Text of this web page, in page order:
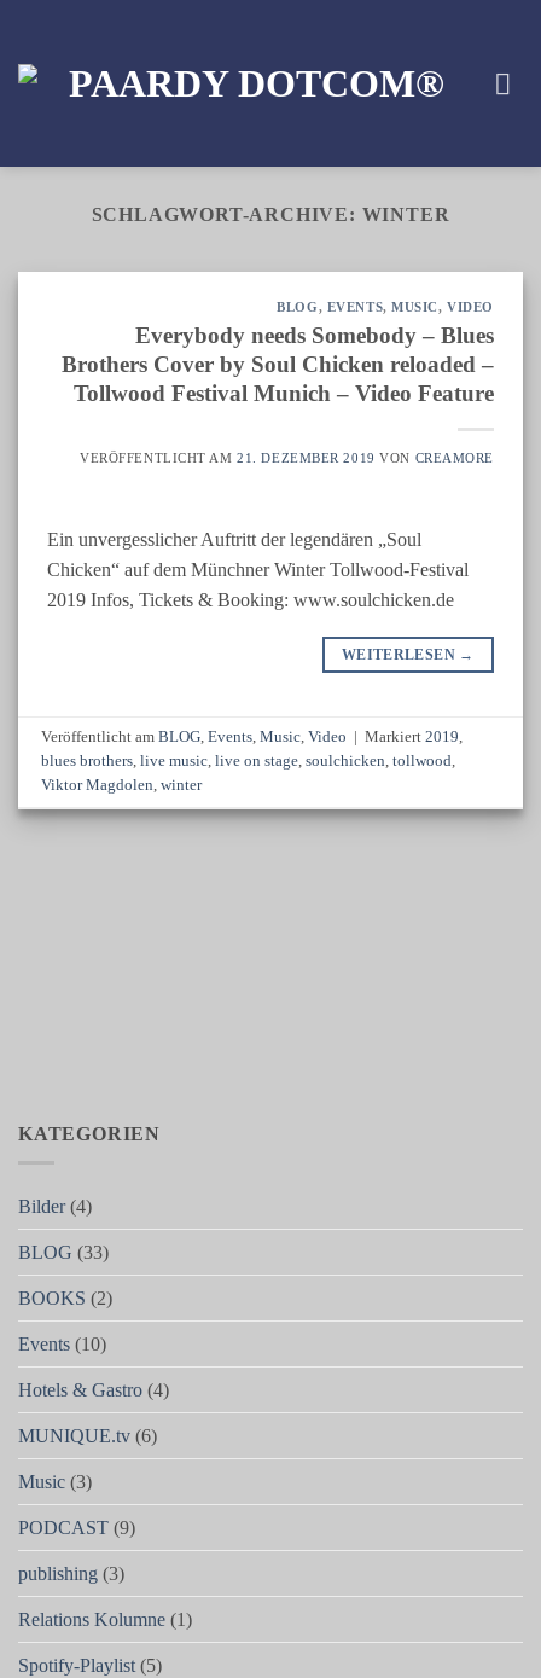
springen
SCHLAGWORT-ARCHIVE: WINTER
BLOG, EVENTS,MUSIC,VIDEO
Everybody needs Somebody – Blues
Brothers Cover by Soul Chicken reloaded –
Tollwood Festival Munich – Video Feature
VERÖFFENTLICHT AM21. DEZEMBER 2019 VON CREAMORE
Ein unvergesslicher Auftritt der legendären „Soul
Chicken“ auf dem Münchner Winter Tollwood-Festival
2019 Infos, Tickets & Booking: www.soulchicken.de
WEITERLESEN →
Veröffentlicht amBLOG,Events,Music,Video Markiert2019,
blues brothers,live music,live on stage,soulchicken,tollwood,
Viktor Magdolen,winter
KATEGORIEN
Bilder(4)
BLOG (33)
BOOKS (2)
Events (10)
Hotels & Gastro (4)
MUNIQUE.tv (6)
Music (3)
PODCAST (9)
publishing (3)
Relations Kolumne (1)
Spotify-Playlist (5)